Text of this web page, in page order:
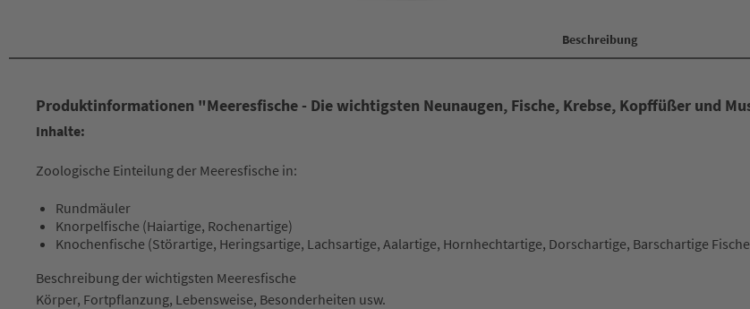
Beschreibung
Produktinformationen "Meeresfische - Die wichtigsten Neunaugen, Fische, Krebse, Kopffüßer und
Inhalte:
Zoologische Einteilung der Meeresfische in:
Rundmäuler
Knorpelfische (Haiartige, Rochenartige)
Knochenfische (Störartige, Heringsartige, Lachsartige, Aalartige, Hornhechtartige, Dorschartige, Barschartige
Beschreibung der wichtigsten Meeresfische
Körper, Fortpflanzung, Lebensweise, Besonderheiten usw.